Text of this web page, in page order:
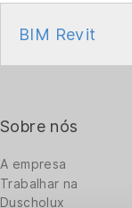
BIM Revit
Sobre nós
A empresa
Trabalhar na
Duscholux